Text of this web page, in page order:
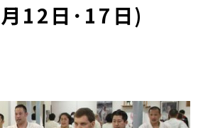
12日･17日)